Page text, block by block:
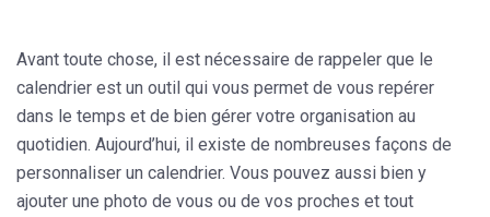
Avant toute chose, il est nécessaire de rappeler que le
calendrier est un outil qui vous permet de vous repérer
dans le temps et de bien gérer votre organisation au
quotidien. Aujourd’hui, il existe de nombreuses façons de
personnaliser un calendrier. Vous pouvez aussi bien y
ajouter une photo de vous ou de vos proches et tout